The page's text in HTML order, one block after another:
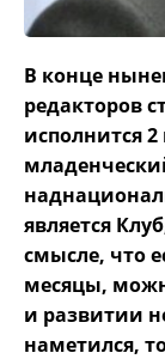
В конце
редакторов
исполнится 2
является
смысле, что
месяцы,
и развитии
наметился,